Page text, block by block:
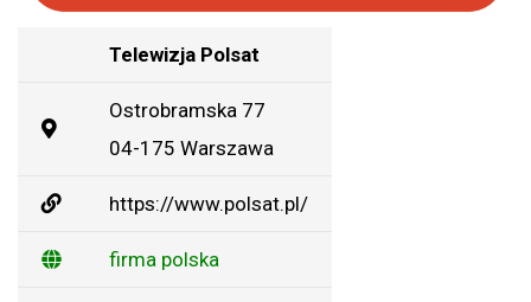
Telewizja Polsat
Ostrobramska 77
04-175 Warszawa
https://www.polsat.pl/
firma polska